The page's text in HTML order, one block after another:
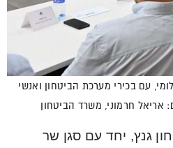
עם בכירי מערכת הביטחון ואנשי
אריאל חרמוני, משרד הביטחון
גנץ, יחד עם סגן שר